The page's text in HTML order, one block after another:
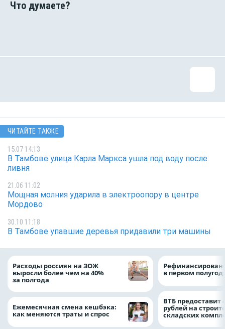
ЧИТАЙТЕ ТАКЖЕ
15.07 14:13
В Тамбове улица Карла Маркса ушла под воду после
ливня
21.06 11:02
Мощная молния ударила в электроопору в центре
Мордово
30.10 11:18
В Тамбове упавшие деревья придавили три машины
Расходы россиян на ЗОЖ
выросли более чем на 40%
за полгода
Ежемесячная смена кешбэка:
как меняются траты и спрос
в первом
ВТБ предоставит
рублей на
складских